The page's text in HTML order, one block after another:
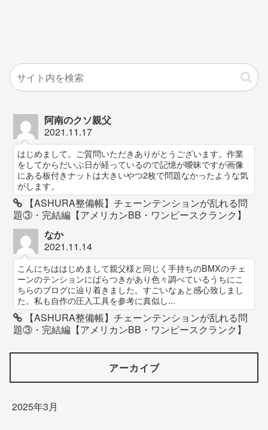
阿南のクソ親父
2021.11.17
はじめまして。ご質問いただきありがとうございます。作業
をしてからだいぶ日が経っているので記憶が曖昧ですが画像
にある板付きナットは大きいやつ2枚で問題なかったような気
がします。
【ASHURA整備帳】チェーンテンションが乱れる問
題③・完結編【アメリカンBB・ワンピースクランク】
なか
2021.11.14
こんにちははじめまして親父様と同じく手持ちのBMXのチェ
ーンのテンションにばらつきがあり色々調べているうちにこ
ちらのブログに辿り着きました。すごいなぁと感心致しまし
た。私も自作の圧入工具を参考に真似し...
【ASHURA整備帳】チェーンテンションが乱れる問
題③・完結編【アメリカンBB・ワンピースクランク】
アーカイブ
2025年3月